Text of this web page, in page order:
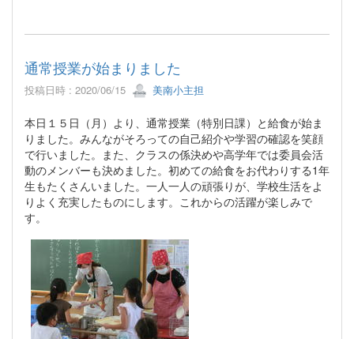
通常授業が始まりました
投稿日時 : 2020/06/15 美南小主担
本日１５日（月）より、通常授業（特別日課）と給食が始ま
りました。みんながそろっての自己紹介や学習の確認を笑顔
で行いました。また、クラスの係決めや高学年では委員会活
動のメンバーも決めました。初めての給食をお代わりする1年
生もたくさんいました。一人一人の頑張りが、学校生活をよ
りよく充実したものにします。これからの活躍が楽しみで
す。